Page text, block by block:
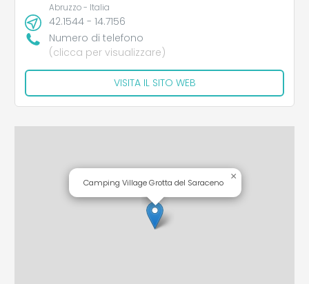
Abruzzo - Italia
42.1544 - 14.7156
Numero di telefono
(clicca per visualizzare)
VISITA IL SITO WEB
Camping Village Grotta del Saraceno
×